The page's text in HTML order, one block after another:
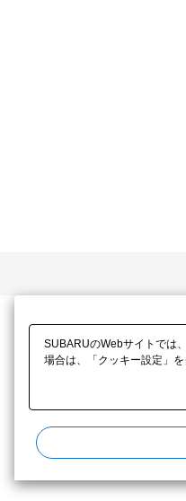
SUBARUのWebサイトでは
場合は、「クッキー設定」を